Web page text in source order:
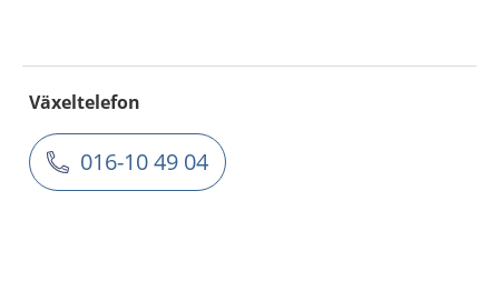
Växeltelefon
016-10 49 04